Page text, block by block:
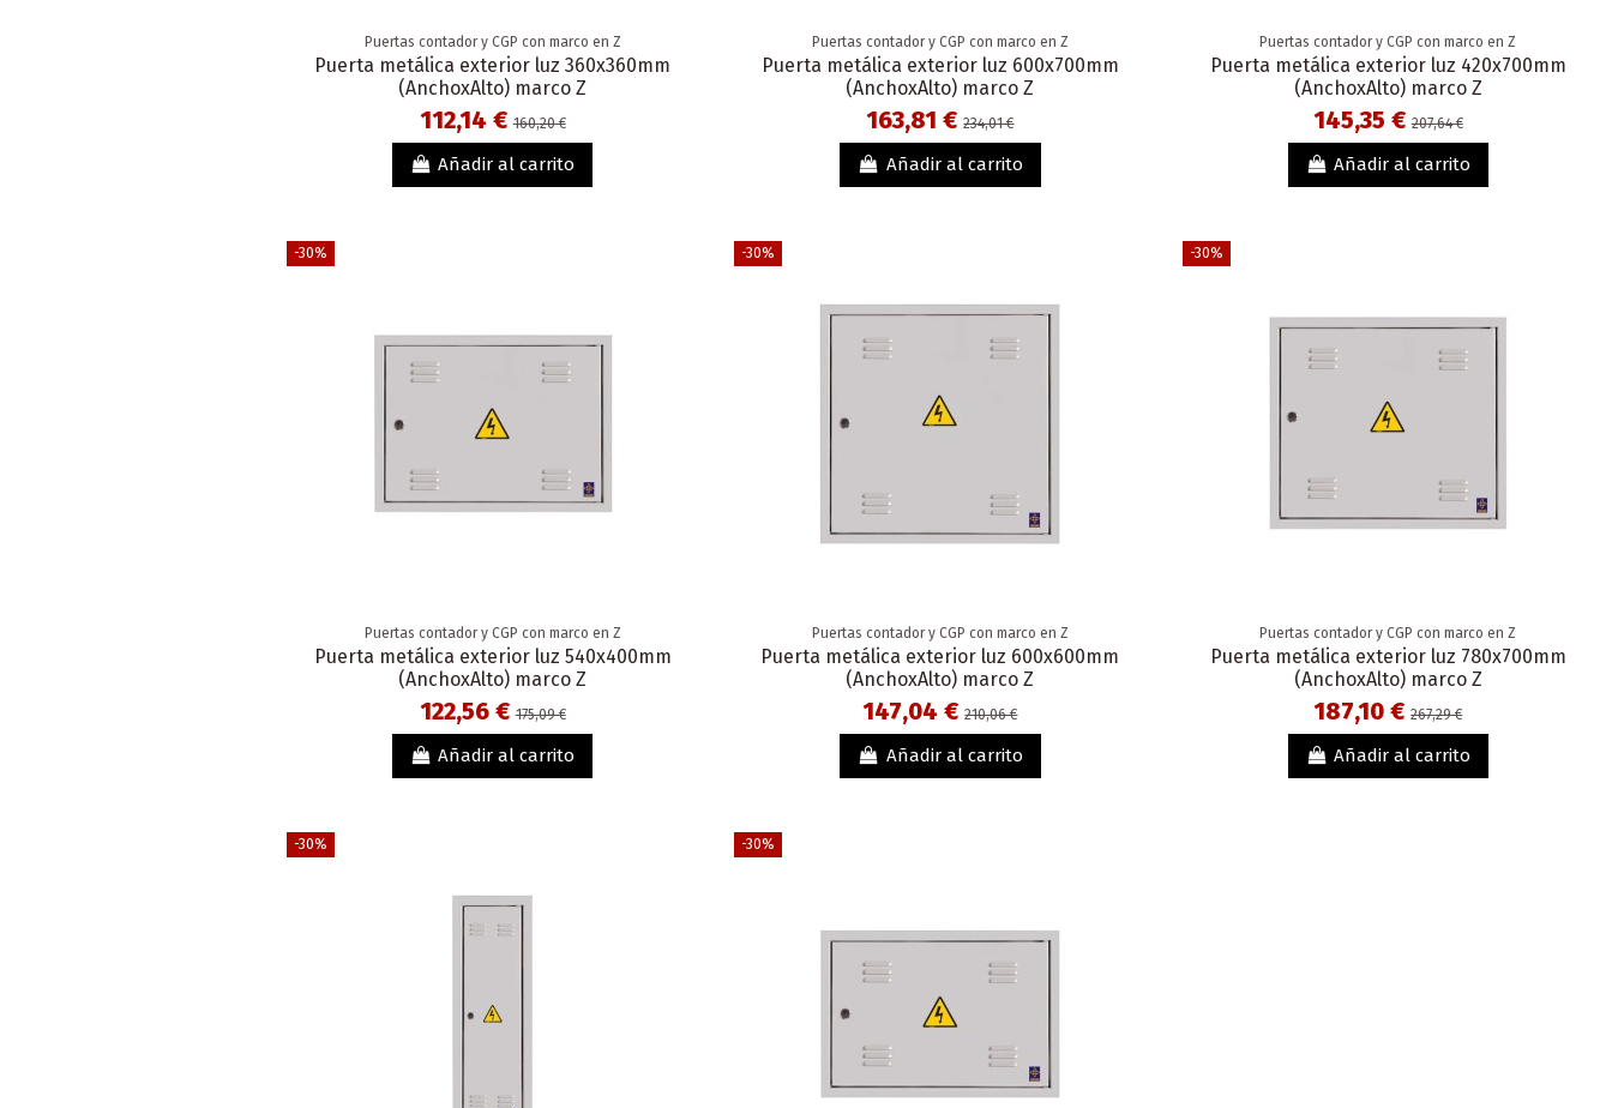
Puertas contador y CGP con marco en Z
Puerta metálica exterior luz 360x360mm
(AnchoxAlto) marco Z
112,14 €160,20 €
Añadir al carrito
Puertas contador y CGP con marco en Z
Puerta metálica exterior luz 600x700mm
(AnchoxAlto) marco Z
163,81 €234,01 €
Añadir al carrito
Puertas contador y CGP con marco en Z
Puerta metálica exterior luz 420x700mm
(AnchoxAlto) marco Z
145,35 €207,64 €
Añadir al carrito
-30%
Puertas contador y CGP con marco en Z
Puerta metálica exterior luz 540x400mm
(AnchoxAlto) marco Z
122,56 €175,09 €
Añadir al carrito
-30%
Puertas contador y CGP con marco en Z
Puerta metálica exterior luz 600x600mm
(AnchoxAlto) marco Z
147,04 €210,06 €
Añadir al carrito
-30%
Puertas contador y CGP con marco en Z
Puerta metálica exterior luz 780x700mm
(AnchoxAlto) marco Z
187,10 €267,29 €
Añadir al carrito
-30% -30%